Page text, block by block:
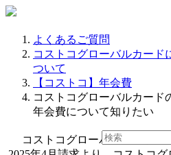
よくあるご質問
コストコグローバルカード
ついて
【コストコ】年会費
コストコグローバルカード
年会費について知りたい
コストコグローバルカードの